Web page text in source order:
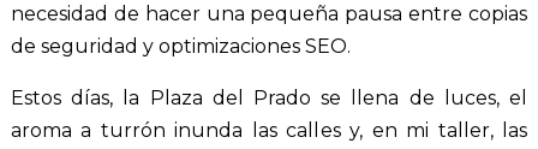
necesidad de hacer una pequeña pausa entre copias
de seguridad y optimizaciones SEO.
Estos días, la Plaza del Prado se llena de luces, el
aroma a turrón inunda las calles y, en mi taller, las